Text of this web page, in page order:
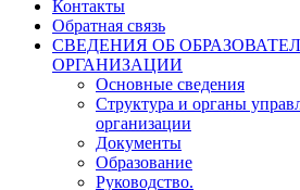
Контакты
Обратная связь
СВЕДЕНИЯ ОБ
ОРГАНИЗАЦИИ
Основные сведения
Структура и органы
организации
Документы
Образование
Руководство.